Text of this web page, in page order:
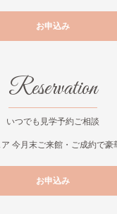
お申込み
Reservation
いつでも見学予約ご相談
今月末ご来館・ご成約で豪
お申込み